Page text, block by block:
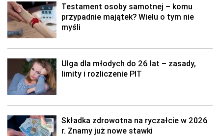
Testament osoby samotnej – komu
przypadnie majątek? Wielu o tym nie
myśli
Ulga dla młodych do 26 lat – zasady,
limity i rozliczenie PIT
Składka zdrowotna na ryczałcie w 2026
r. Znamy już nowe stawki